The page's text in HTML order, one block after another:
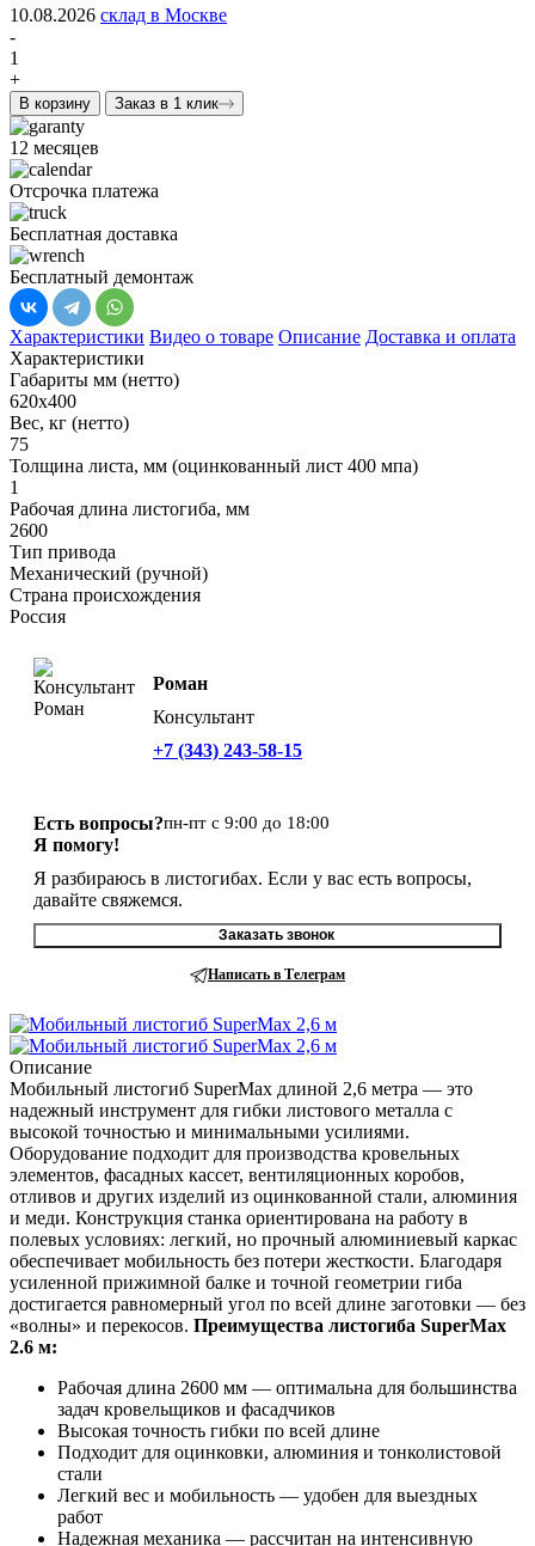
10.08.2026 склад в Москве
-
1
+
В корзину Заказ в 1 клик
12 месяцев
Отсрочка платежа
Бесплатная доставка
Бесплатный демонтаж
Характеристики Видео о товаре Описание Доставка и оплата
Характеристики
Габариты мм (нетто)
620х400
Вес, кг (нетто)
75
Толщина листа, мм (оцинкованный лист 400 мпа)
1
Рабочая длина листогиба, мм
2600
Тип привода
Механический (ручной)
Страна происхождения
Россия
Роман
Консультант
+7 (343) 243-58-15
Есть вопросы?
Я помогу!
пн-пт с 9:00 до 18:00
Я разбираюсь в листогибах. Если у вас есть вопросы,
давайте свяжемся.
Заказать звонок
Написать в Телеграм
Описание
Мобильный листогиб SuperMax длиной 2,6 метра — это
надежный инструмент для гибки листового металла с
высокой точностью и минимальными усилиями.
Оборудование подходит для производства кровельных
элементов, фасадных кассет, вентиляционных коробов,
отливов и других изделий из оцинкованной стали, алюминия
и меди. Конструкция станка ориентирована на работу в
полевых условиях: легкий, но прочный алюминиевый каркас
обеспечивает мобильность без потери жесткости. Благодаря
усиленной прижимной балке и точной геометрии гиба
достигается равномерный угол по всей длине заготовки — без
«волны» и перекосов. Преимущества листогиба SuperMax
2.6 м:
Рабочая длина 2600 мм — оптимальна для большинства
задач кровельщиков и фасадчиков
Высокая точность гибки по всей длине
Подходит для оцинковки, алюминия и тонколистовой
стали
Легкий вес и мобильность — удобен для выездных
работ
Надежная механика — рассчитан на интенсивную